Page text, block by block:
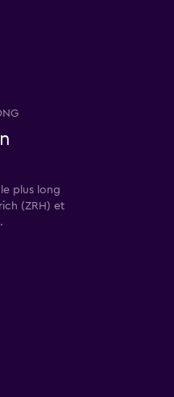
le plus long
(ZRH) et